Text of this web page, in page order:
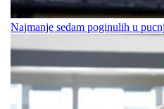
Najmanje sedam poginulih u